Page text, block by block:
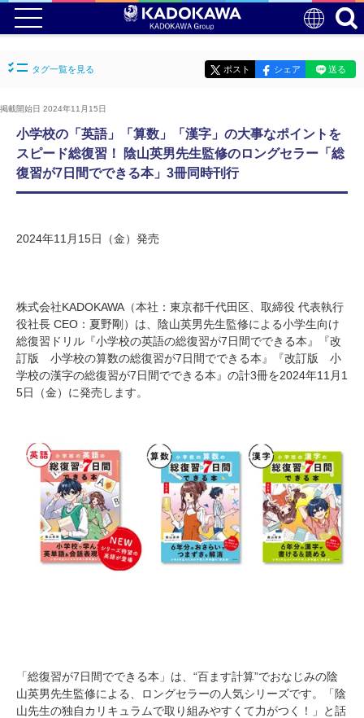
タグ一覧を見る ポスト シェア 送る
掲載開始日 2024年11月15日
小学校の「英語」「算数」「漢字」の大事なポイントを
スピード総復習！ 陰山英男先生監修のロングセラー「総
復習が7日間でできる本」3冊同時刊行
2024年11月15日（金）発売
株式会社KADOKAWA（本社：東京都千代田区、取締役 代表執行
役社長 CEO：夏野剛）は、陰山英男先生監修による小学生向け
総復習ドリル『小学校の英語の総復習が7日間でできる本』『改
訂版 小学校の算数の総復習が7日間でできる本』『改訂版 小
学校の漢字の総復習が7日間でできる本』の計3冊を2024年11月1
5日（金）に発売します。
「総復習が7日間でできる本」は、“百ます計算”でおなじみの陰
山英男先生監修による、ロングセラーの人気シリーズです。「陰
山先生の独自カリキュラムで取り組みやすくて力がつく！」と話